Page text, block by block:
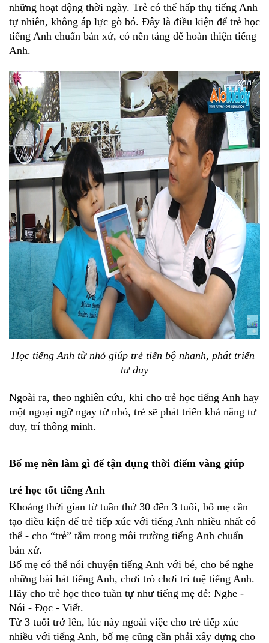
những hoạt động thời ngày. Trẻ có thể hấp thụ tiếng Anh
tự nhiên, không áp lực gò bó. Đây là điều kiện để trẻ học
tiếng Anh chuẩn bản xứ, có nền tảng để hoàn thiện tiếng
Anh.
Học tiếng Anh từ nhỏ giúp trẻ tiến bộ nhanh, phát triển
tư duy
Ngoài ra, theo nghiên cứu, khi cho trẻ học tiếng Anh hay
một ngoại ngữ ngay từ nhỏ, trẻ sẽ phát triển khả năng tư
duy, trí thông minh.
Bố mẹ nên làm gì để tận dụng thời điểm vàng giúp
trẻ học tốt tiếng Anh
Khoảng thời gian từ tuần thứ 30 đến 3 tuổi, bố mẹ cần
tạo điều kiện để trẻ tiếp xúc với tiếng Anh nhiều nhất có
thể - cho “trẻ” tắm trong môi trường tiếng Anh chuẩn
bản xứ.
Bố mẹ có thể nói chuyện tiếng Anh với bé, cho bé nghe
những bài hát tiếng Anh, chơi trò chơi trí tuệ tiếng Anh.
Hãy cho trẻ học theo tuần tự như tiếng mẹ đẻ: Nghe -
Nói - Đọc - Viết.
Từ 3 tuổi trở lên, lúc này ngoài việc cho trẻ tiếp xúc
nhiều với tiếng Anh, bố mẹ cũng cần phải xây dựng cho